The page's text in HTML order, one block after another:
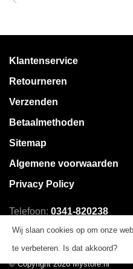
Klantenservice
Retourneren
Verzenden
Betaalmethoden
Sitemap
Algemene voorwaarden
Privacy Policy
Telefoon: 0341-820238
E-mail:
© Copyright 2026 Mystore.nl
Wij slaan cookies op om onze
te verbeteren. Is dat akkoord?